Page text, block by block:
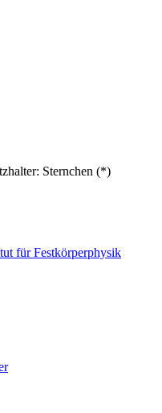
Sternchen (*)
für Festkörperphysik